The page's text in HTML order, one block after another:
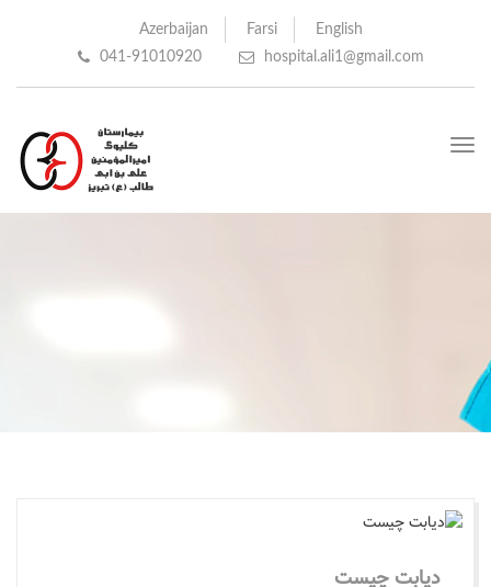
English
Farsi
Azerbaijan
hospital.ali1@gmail.com
041-91010920
Toggle
دیابت چیست